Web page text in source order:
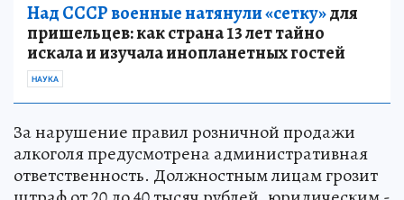
Над СССР военные натянули «сетку»для
пришельцев: как страна 13 лет тайно
искала и изучала инопланетных гостей
НАУКА
За нарушение правил розничной продажи
алкоголя предусмотрена административная
ответственность. Должностным лицам грозит